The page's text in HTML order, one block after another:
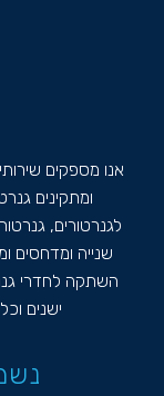
אנו מספקים
ומתקינים
לגנרטורים,
שנייה ומדחסים
השתקה לחדרי
ישנים